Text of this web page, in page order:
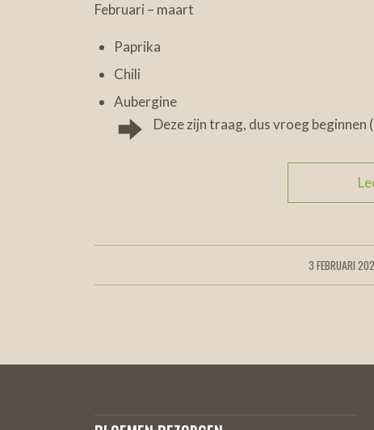
Februari – maart
Paprika
Chili
Aubergine
Deze zijn traag, dus vroeg beginnen
3 FEBRUARI
/